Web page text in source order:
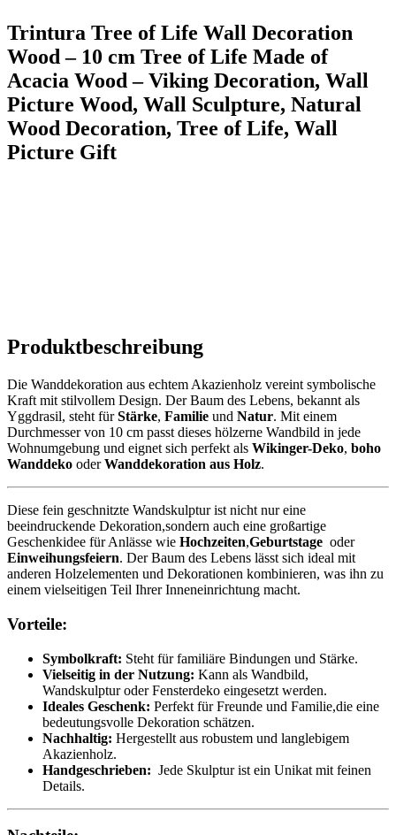
Trintura Tree of Life Wall Decoration
Wood – 10 cm Tree of ⁢Life Made of
Acacia Wood – Viking Decoration, ​Wall
Picture Wood, Wall Sculpture, Natural
Wood Decoration, Tree of Life, Wall‌
Picture Gift
Produktbeschreibung
Die Wanddekoration aus echtem Akazienholz vereint symbolische
Kraft mit stilvollem Design. Der‌ Baum des Lebens, bekannt als
Yggdrasil, steht fürStärke, Familie und Natur. Mit einem
Durchmesser von 10 cm passt dieses hölzerne Wandbild in jede
Wohnumgebung⁢ und eignet sich perfekt als Wikinger-Deko, boho​
Wanddeko oderWanddekoration​ aus Holz.
Diese fein geschnitzte Wandskulptur ist nicht nur eine
beeindruckende Dekoration,sondern auch ⁤eine großartige
Geschenkidee für Anlässe wie Hochzeiten,Geburtstage ⁤ oder‍
Einweihungsfeiern. Der Baum des Lebens lässt ​sich ideal mit
anderen Holzelementen⁢ und Dekorationen kombinieren, was ihn zu
einem vielseitigen Teil‌ Ihrer ⁤Inneneinrichtung macht.
Vorteile:
Symbolkraft: ​Steht für⁤ familiäre Bindungen⁤ und⁢ Stärke.
Vielseitig ​in ​der Nutzung: Kann als‌ Wandbild,
Wandskulptur oder Fensterdeko eingesetzt werden.
Ideales Geschenk: Perfekt für Freunde ‍und Familie,die eine
bedeutungsvolle ​Dekoration schätzen.
Nachhaltig: Hergestellt aus robustem und langlebigem
Akazienholz.
Handgeschrieben: ‍ Jede Skulptur ist ein Unikat mit feinen
Details.